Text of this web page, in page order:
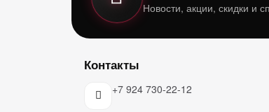
Новости, акции, скидки и
Контакты
+7 924 730-22-12